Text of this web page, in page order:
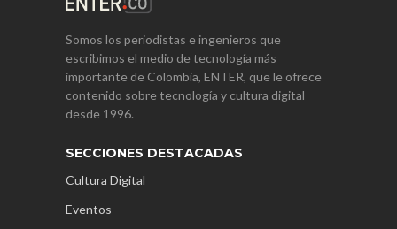
Somos los periodistas e ingenieros que
escribimos el medio de tecnología más
importante de Colombia, ENTER, que le ofrece
contenido sobre tecnología y cultura digital
desde 1996.
SECCIONES DESTACADAS
Cultura Digital
Eventos